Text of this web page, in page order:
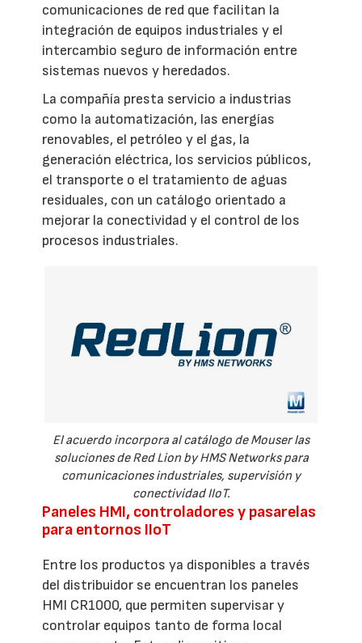
comunicaciones de red que facilitan la
integración de equipos industriales y el
intercambio seguro de información entre
sistemas nuevos y heredados.
La compañía presta servicio a industrias
como la automatización, las energías
renovables, el petróleo y el gas, la
generación eléctrica, los servicios públicos,
el transporte o el tratamiento de aguas
residuales, con un catálogo orientado a
mejorar la conectividad y el control de los
procesos industriales.
El acuerdo incorpora al catálogo de Mouser las
soluciones de Red Lion by HMS Networks para
comunicaciones industriales, supervisión y
conectividad IIoT.
Paneles HMI, controladores y pasarelas
para entornos IIoT
Entre los productos ya disponibles a través
del distribuidor se encuentran los paneles
HMI CR1000, que permiten supervisar y
controlar equipos tanto de forma local